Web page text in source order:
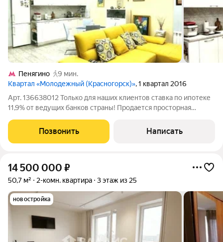
Пенягино
9 мин.
Квартал «Молодежный (Красногорск)», 1 квартал 2016
Арт. 136638012 Только для наших клиентов ставка по ипотеке
11,9% от ведущих банков страны! Продается просторная
Москву -реку, храмы, современный кинотеатр и торговый
центр в непосредственной
Позвонить Написать
14 500 000 ₽
50,7 м² 2-комн. квартира 3 этаж из 25
новостройка